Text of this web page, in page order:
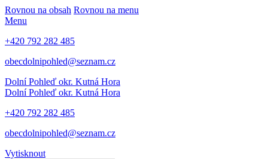
Rovnou na obsah Rovnou na menu
Menu
+420 792 282 485
obecdolnipohled@seznam.cz
Dolní Pohleď okr. Kutná Hora
Dolní Pohleď okr. Kutná Hora
+420 792 282 485
obecdolnipohled@seznam.cz
Vytisknout